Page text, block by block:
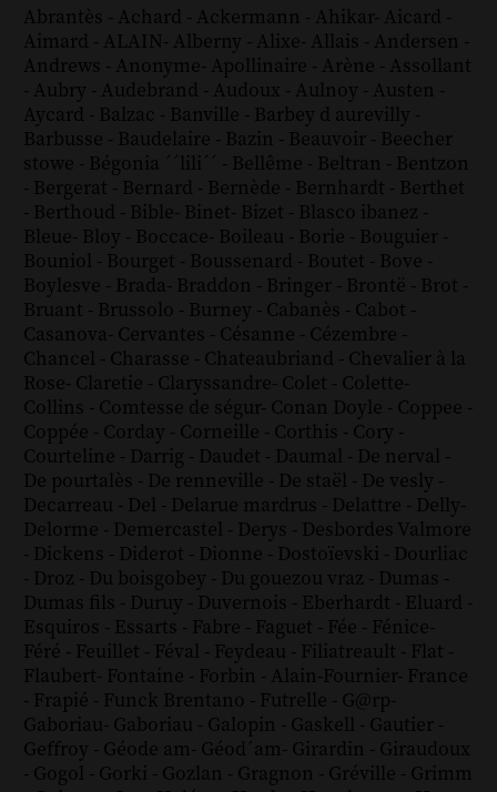
Abrantès - Achard - Ackermann - Ahikar- Aicard -
Aimard - ALAIN- Alberny - Alixe- Allais - Andersen -
Andrews - Anonyme- Apollinaire - Arène - Assollant
- Aubry - Audebrand - Audoux - Aulnoy - Austen -
Aycard - Balzac - Banville - Barbey d aurevilly -
Barbusse - Baudelaire - Bazin - Beauvoir - Beecher
stowe - Bégonia ´´lili´´ - Bellême - Beltran - Bentzon
- Bergerat - Bernard - Bernède - Bernhardt - Berthet
- Berthoud - Bible- Binet- Bizet - Blasco ibanez -
Bleue- Bloy - Boccace- Boileau - Borie - Bouguier -
Bouniol - Bourget - Boussenard - Boutet - Bove -
Boylesve - Brada- Braddon - Bringer - Brontë - Brot -
Bruant - Brussolo - Burney - Cabanès - Cabot -
Casanova- Cervantes - Césanne - Cézembre -
Chancel - Charasse - Chateaubriand - Chevalier à la
Rose- Claretie - Claryssandre- Colet - Colette-
Collins - Comtesse de ségur- Conan Doyle - Coppee -
Coppée - Corday - Corneille - Corthis - Cory -
Courteline - Darrig - Daudet - Daumal - De nerval -
De pourtalès - De renneville - De staël - De vesly -
Decarreau - Del - Delarue mardrus - Delattre - Delly-
Delorme - Demercastel - Derys - Desbordes Valmore
- Dickens - Diderot - Dionne - Dostoïevski - Dourliac
- Droz - Du boisgobey - Du gouezou vraz - Dumas -
Dumas fils - Duruy - Duvernois - Eberhardt - Eluard -
Esquiros - Essarts - Fabre - Faguet - Fée - Fénice-
Féré - Feuillet - Féval - Feydeau - Filiatreault - Flat -
Flaubert- Fontaine - Forbin - Alain-Fournier- France
- Frapié - Funck Brentano - Futrelle - G@rp-
Gaboriau- Gaboriau - Galopin - Gaskell - Gautier -
Geffroy - Géode am- Géod´am- Girardin - Giraudoux
- Gogol - Gorki - Gozlan - Gragnon - Gréville - Grimm